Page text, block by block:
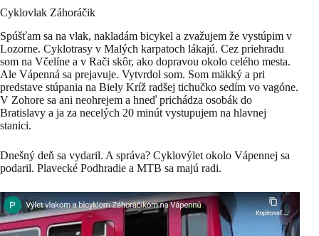
Cyklovlak Záhoráčik
Spúšťam sa na vlak, nakladám bicykel a zvažujem že vystúpim v
Lozorne. Cyklotrasy v Malých karpatoch lákajú. Cez priehradu
som na Včelíne a v Rači skôr, ako dopravou okolo celého mesta.
Ale Vápenná sa prejavuje. Vytvrdol som. Som mäkký a pri
predstave stúpania na Biely Kríž radšej tichučko sedím vo vagóne.
V Zohore sa ani neohrejem a hneď prichádza osobák do
Bratislavy a ja za necelých 20 minút vystupujem na hlavnej
stanici.
Dnešný deň sa vydaril. A správa? Cyklovýlet okolo Vápennej sa
podaril. Plavecké Podhradie a MTB sa majú radi.